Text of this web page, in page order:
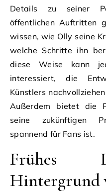
Details zu seiner
öffentlichen Auftritten
wissen, wie Olly seine
welche Schritte ihn
diese Weise kann
interessiert, die
Künstlers
Außerdem bietet die
seine zukünftigen
spannend für Fans ist.
Frühes
Hintergrund